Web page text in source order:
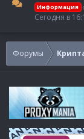
Информация
Сегодня в
Форумы